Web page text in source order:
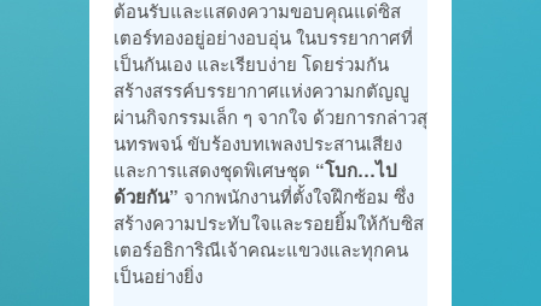
ต้อนรับและแสดงความขอบคุณแด่ซิส
เตอร์ทองอยู่อย่างอบอุ่น ในบรรยากาศที่
เป็นกันเอง และเรียบง่าย โดยร่วมกัน
สร้างสรรค์บรรยากาศแห่งความกตัญญู
ผ่านกิจกรรมเล็ก ๆ จากใจ ด้วยการกล่าวสุ
นทรพจน์ ขับร้องบทเพลงประสานเสียง
และการแสดงชุดพิเศษชุด “โบก…ไป
ด้วยกัน” จากพนักงานที่ตั้งใจฝึกซ้อม ซึ่ง
สร้างความประทับใจและรอยยิ้มให้กับซิส
เตอร์อธิการิณีเจ้าคณะแขวงและทุกคน
เป็นอย่างยิ่ง